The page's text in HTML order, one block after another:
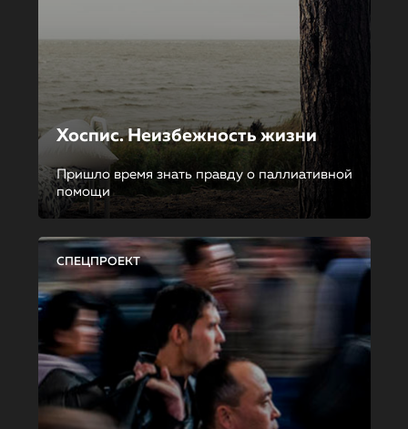
Хоспис. Неизбежность жизни
Пришло время знать правду о паллиативной
помощи
СПЕЦПРОЕКТ